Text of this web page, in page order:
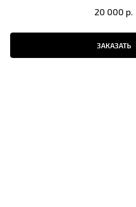
20 000 р.
ЗАКАЗАТЬ